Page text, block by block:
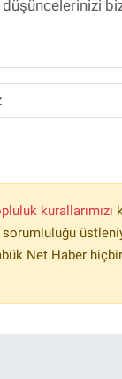
kurallarımızı
Net Haber